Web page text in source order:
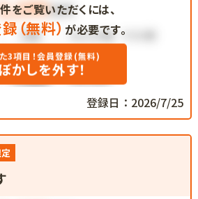
をご覧いただくには、
（無料） が必要です。
3項目！会員登録(無料)
ぼかしを外す！
登録日：2026/7/25